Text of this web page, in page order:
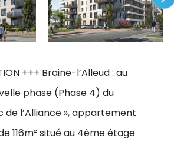
+++ Braine-l’Alleud : au
phase (Phase 4) du
de l’Alliance », appartement
116m² situé au 4ème étage